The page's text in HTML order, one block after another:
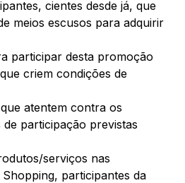
cientes desde já, que
meios escusos para adquirir
participar desta promoção
criem condições de
atentem contra os
participação previstas
serviços nas
participantes da